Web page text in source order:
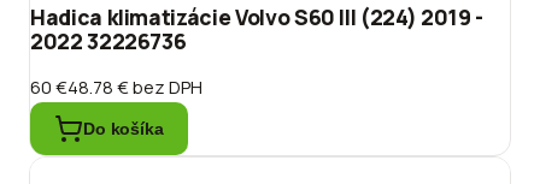
Hadica klimatizácie Volvo S60 III (224) 2019 -
2022 32226736
60 €48.78 €bez DPH
Do košíka